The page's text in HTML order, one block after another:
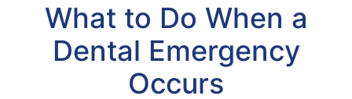
What to Do When a
Dental Emergency
Occurs